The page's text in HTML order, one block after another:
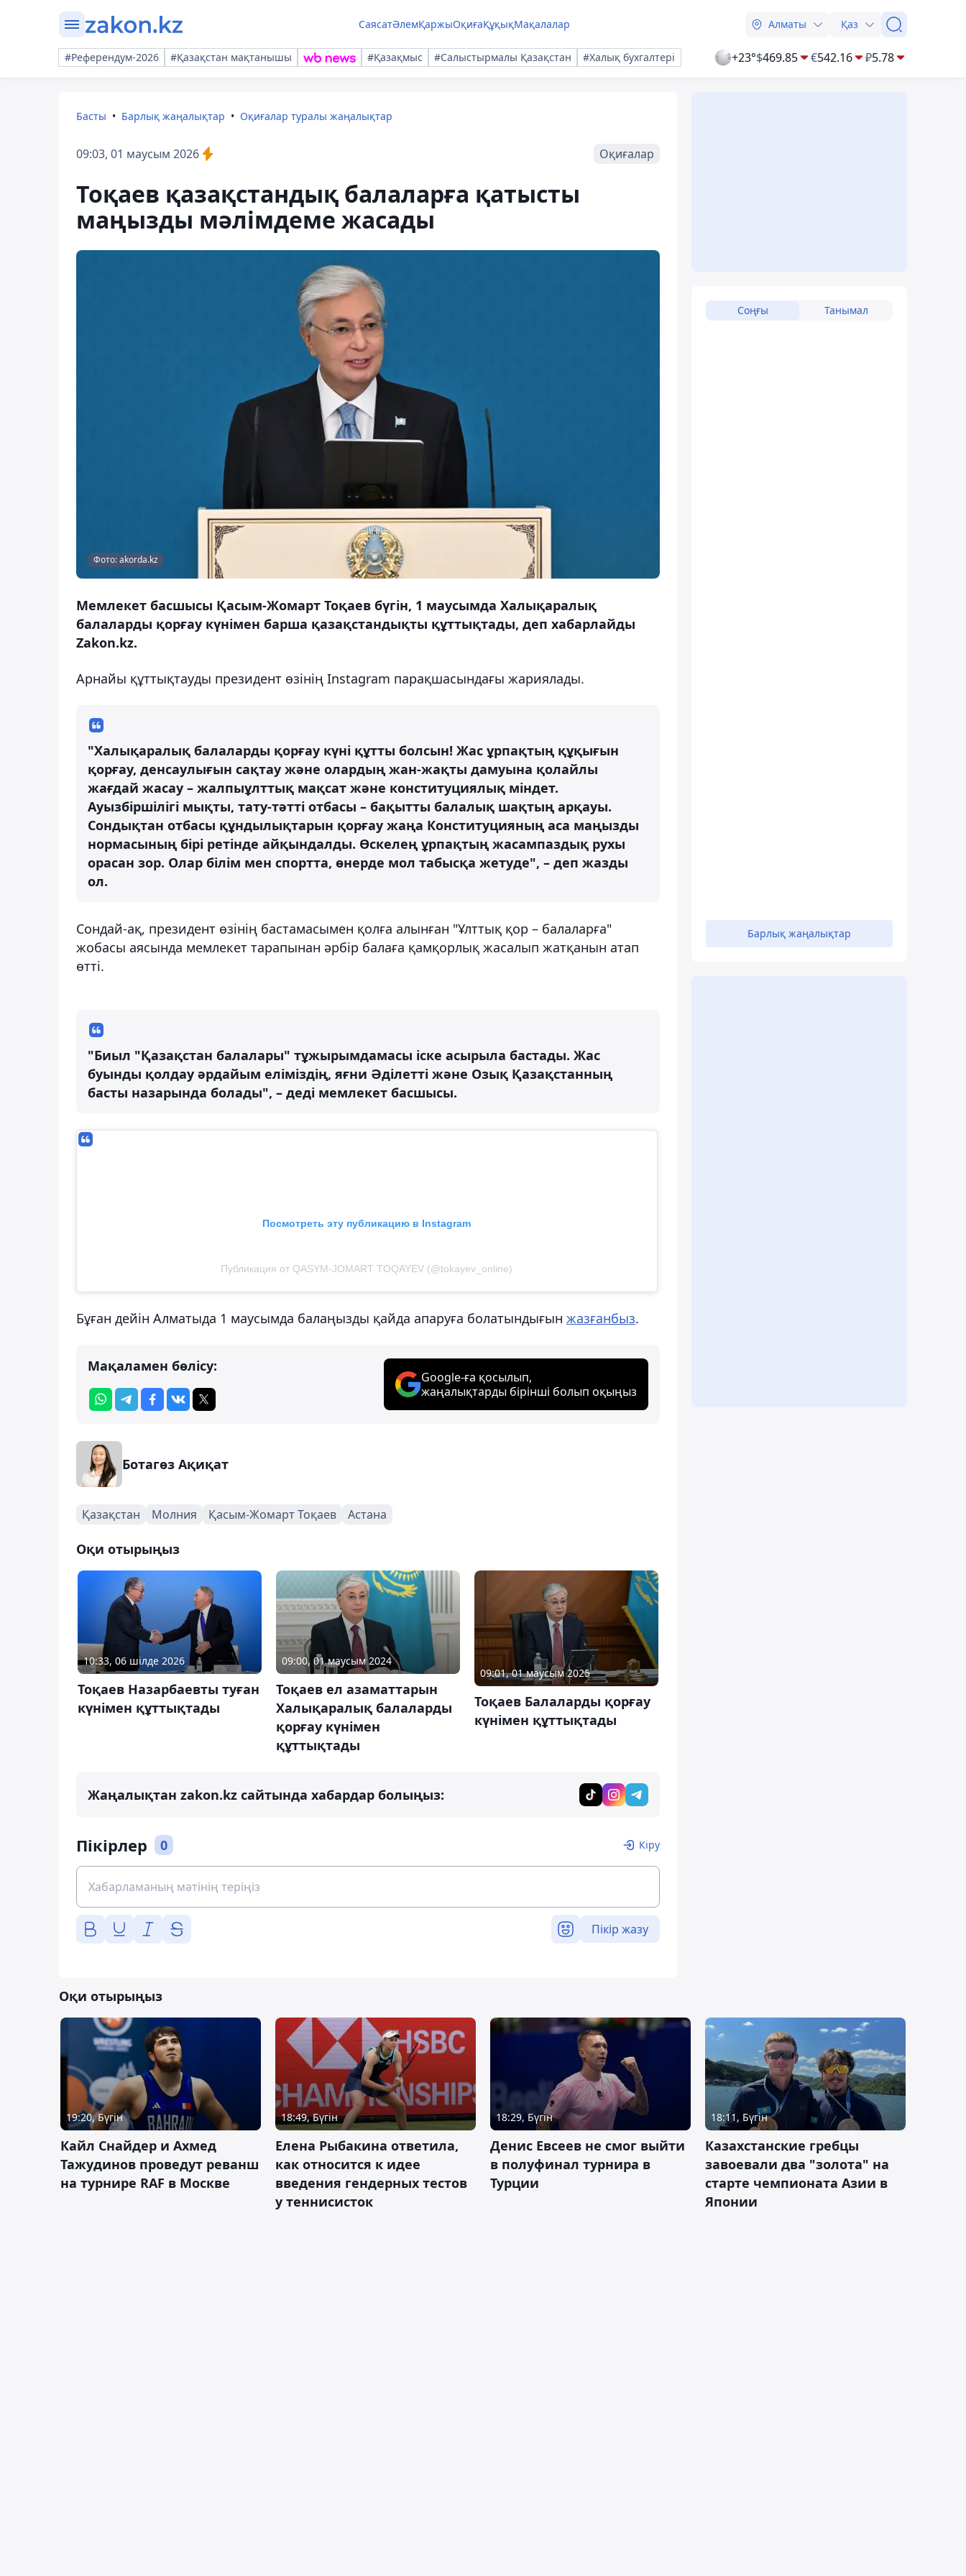
СаясатӘлемҚаржыОқиғаҚұқықМақалалар Алматы Қаз
#Референдум-2026 #Қазақстан мақтанышы #Қазақмыс #Салыстырмалы Қазақстан #Халық бухгалтері +23°$469.85 €542.16 ₽5.78
Басты Барлық жаңалықтар Оқиғалар туралы жаңалықтар
09:03, 01 маусым 2026 Оқиғалар
Тоқаев қазақстандық балаларға қатысты
маңызды мәлімдеме жасады
Фото: akorda.kz
Мемлекет басшысы Қасым-Жомарт Тоқаев бүгін, 1 маусымда Халықаралық
балаларды қорғау күнімен барша қазақстандықты құттықтады, деп хабарлайды
Zakon.kz.
Арнайы құттықтауды президент өзінің Instagram парақшасындағы жариялады.
"Халықаралық балаларды қорғау күні құтты болсын! Жас ұрпақтың құқығын
қорғау, денсаулығын сақтау және олардың жан-жақты дамуына қолайлы
жағдай жасау – жалпыұлттық мақсат және конституциялық міндет.
Ауызбіршілігі мықты, тату-тәтті отбасы – бақытты балалық шақтың арқауы.
Сондықтан отбасы құндылықтарын қорғау жаңа Конституцияның аса маңызды
нормасының бірі ретінде айқындалды. Өскелең ұрпақтың жасампаздық рухы
орасан зор. Олар білім мен спортта, өнерде мол табысқа жетуде", – деп жазды
ол.
Сондай-ақ, президент өзінің бастамасымен қолға алынған "Ұлттық қор – балаларға"
жобасы аясында мемлекет тарапынан әрбір балаға қамқорлық жасалып жатқанын атап
өтті.
"Биыл "Қазақстан балалары" тұжырымдамасы іске асырыла бастады. Жас
буынды қолдау әрдайым еліміздің, яғни Әділетті және Озық Қазақстанның
басты назарында болады", – деді мемлекет басшысы.
Посмотреть эту публикацию в Instagram
Публикация от QASYM-JOMART TOQAYEV (@tokayev_online)
Бұған дейін Алматыда 1 маусымда балаңызды қайда апаруға болатындығын жазғанбыз.
Мақаламен бөлісу:
Google-ға қосылып,
жаңалықтарды бірінші болып оқыңыз
Ботагөз Ақиқат
Қазақстан Молния Қасым-Жомарт Тоқаев Астана
Оқи отырыңыз
10:33, 06 шілде 2026
Тоқаев Назарбаевты туған
күнімен құттықтады
09:00, 01 маусым 2024
Тоқаев ел азаматтарын
Халықаралық балаларды
қорғау күнімен
құттықтады
09:01, 01 маусым 2025
Тоқаев Балаларды қорғау
күнімен құттықтады
Жаңалықтан zakon.kz сайтында хабардар болыңыз:
Пікірлер 0 Кіру
Пікір жазу
Соңғы Танымал
Барлық жаңалықтар
Оқи отырыңыз
19:20, Бүгін
Кайл Снайдер и Ахмед
Тажудинов проведут реванш
на турнире RAF в Москве
18:49, Бүгін
Елена Рыбакина ответила,
как относится к идее
введения гендерных тестов
у теннисисток
18:29, Бүгін
Денис Евсеев не смог выйти
в полуфинал турнира в
Турции
18:11, Бүгін
Казахстанские гребцы
завоевали два "золота" на
старте чемпионата Азии в
Японии